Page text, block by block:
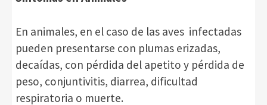
En animales, en el caso de las aves infectadas
pueden presentarse con plumas erizadas,
decaídas, con pérdida del apetito y pérdida de
peso, conjuntivitis, diarrea, dificultad
respiratoria o muerte.